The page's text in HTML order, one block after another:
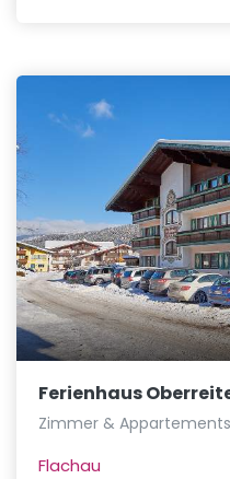
Ferienhaus
Zimmer &
Flachau